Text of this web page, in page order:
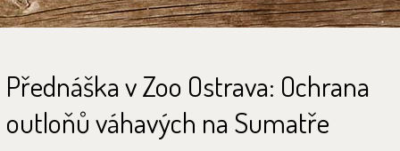
Přednáška v Zoo Ostrava: Ochrana
outloňů váhavých na Sumatře